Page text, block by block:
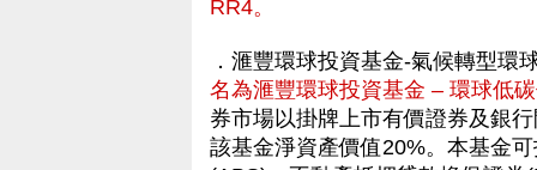
RR4。
．滙豐環球投資基金-氣候轉型環
名為滙豐環球投資基金 – 環球低
券市場以掛牌上市有價證券及銀
該基金淨資產價值20%。本基金